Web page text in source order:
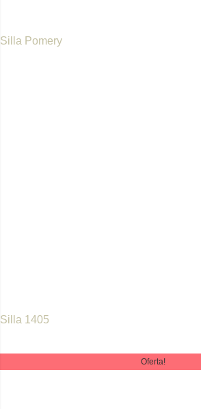
Silla Pomery
Silla 1405
Oferta!